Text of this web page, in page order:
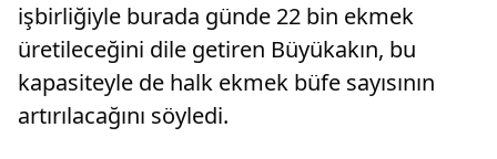
işbirliğiyle burada günde 22 bin ekmek
üretileceğini dile getiren Büyükakın, bu
kapasiteyle de halk ekmek büfe sayısının
artırılacağını söyledi.